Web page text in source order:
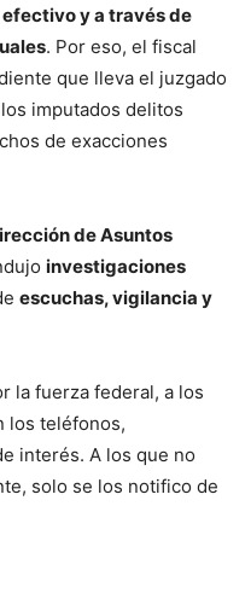
efectivo y a través de
. Por eso, el fiscal
que lleva el juzgado
imputados delitos
de exacciones
de Asuntos
investigaciones
escuchas, vigilancia y
la fuerza federal, a los
los teléfonos,
interés. A los que no
solo se los notifico de